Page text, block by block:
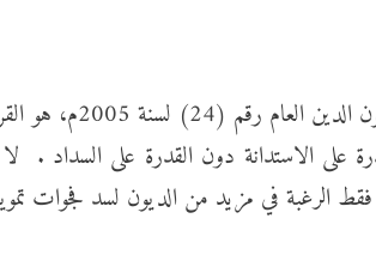
يرى المرصد أن القرار بقانون
على الاستدانة دون القدرة على السداد .